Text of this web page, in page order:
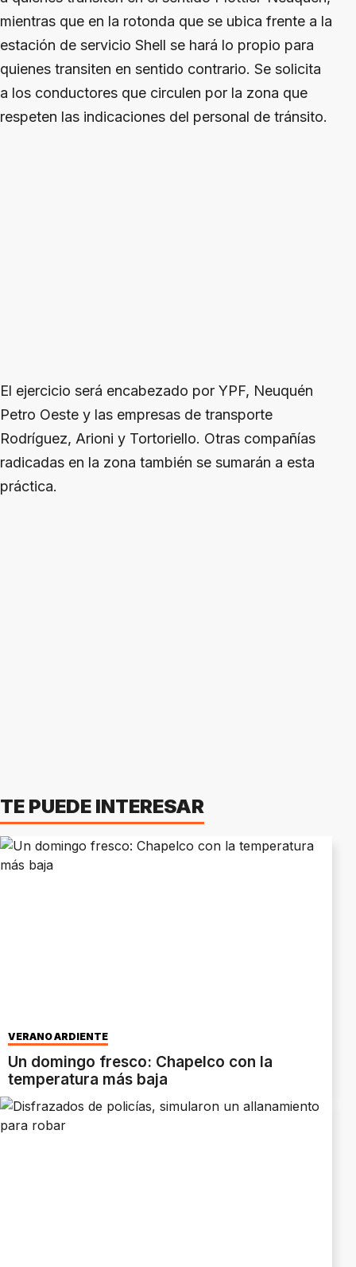
mientras que en la rotonda que se ubica frente a la
estación de servicio Shell se hará lo propio para
quienes transiten en sentido contrario. Se solicita
a los conductores que circulen por la zona que
respeten las indicaciones del personal de tránsito.
El ejercicio será encabezado por YPF, Neuquén
Petro Oeste y las empresas de transporte
Rodríguez, Arioni y Tortoriello. Otras compañías
radicadas en la zona también se sumarán a esta
práctica.
TE PUEDE INTERESAR
VERANO ARDIENTE
Un domingo fresco: Chapelco con la
temperatura más baja